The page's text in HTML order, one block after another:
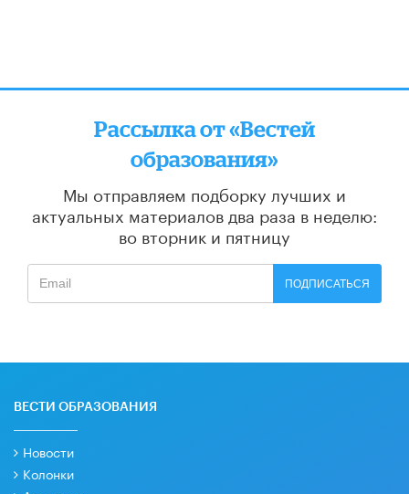
Рассылка от «Вестей
образования»
Мы отправляем подборку лучших и
актуальных материалов два раза в неделю:
во вторник и пятницу
ПОДПИСАТЬСЯ
ВЕСТИ ОБРАЗОВАНИЯ
Новости
Колонки